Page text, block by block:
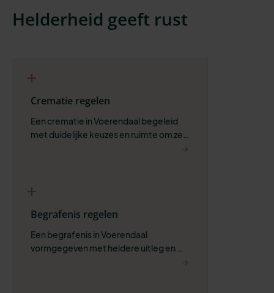
Helderheid geeft rust
Crematie regelen
Een crematie in Voerendaal begeleid
met duidelijke keuzes en ruimte om zelf
Begrafenis regelen
Een begrafenis in Voerendaal
vormgegeven met heldere uitleg en